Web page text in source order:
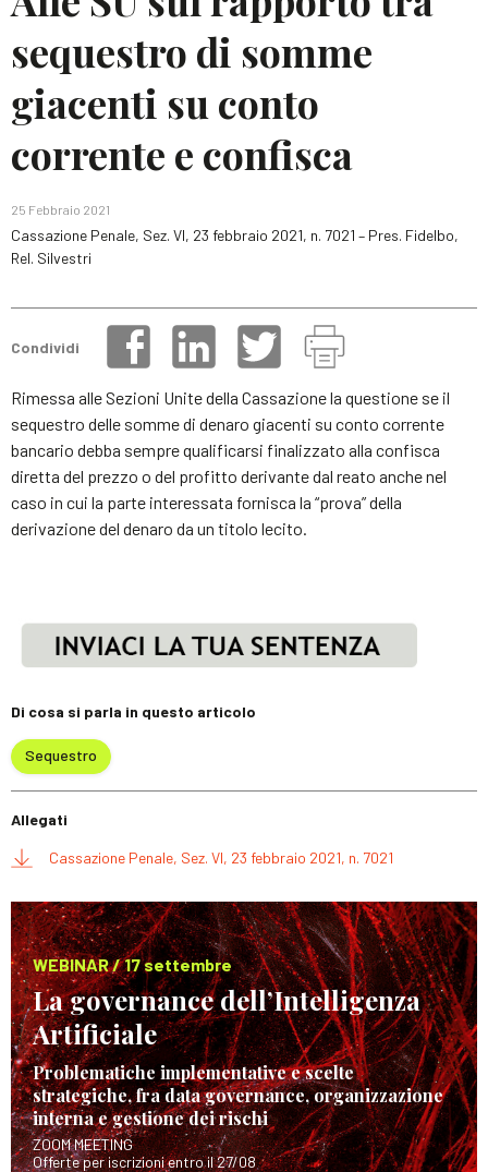
sequestro di somme
giacenti su conto
corrente e confisca
25 Febbraio 2021
Cassazione Penale, Sez. VI, 23 febbraio 2021, n. 7021 – Pres. Fidelbo,
Rel. Silvestri
Condividi
Rimessa alle Sezioni Unite della Cassazione la questione se il
sequestro delle somme di denaro giacenti su conto corrente
bancario debba sempre qualificarsi finalizzato alla confisca
diretta del prezzo o del profitto derivante dal reato anche nel
caso in cui la parte interessata fornisca la “prova” della
derivazione del denaro da un titolo lecito.
Di cosa si parla in questo articolo
Sequestro
Allegati
Cassazione Penale, Sez. VI, 23 febbraio 2021, n. 7021
WEBINAR / 17 settembre
La governance dell’Intelligenza
Artificiale
Problematiche implementative e scelte
strategiche, fra data governance, organizzazione
interna e gestione dei rischi
ZOOM MEETING
Offerte per iscrizioni entro il 27/08